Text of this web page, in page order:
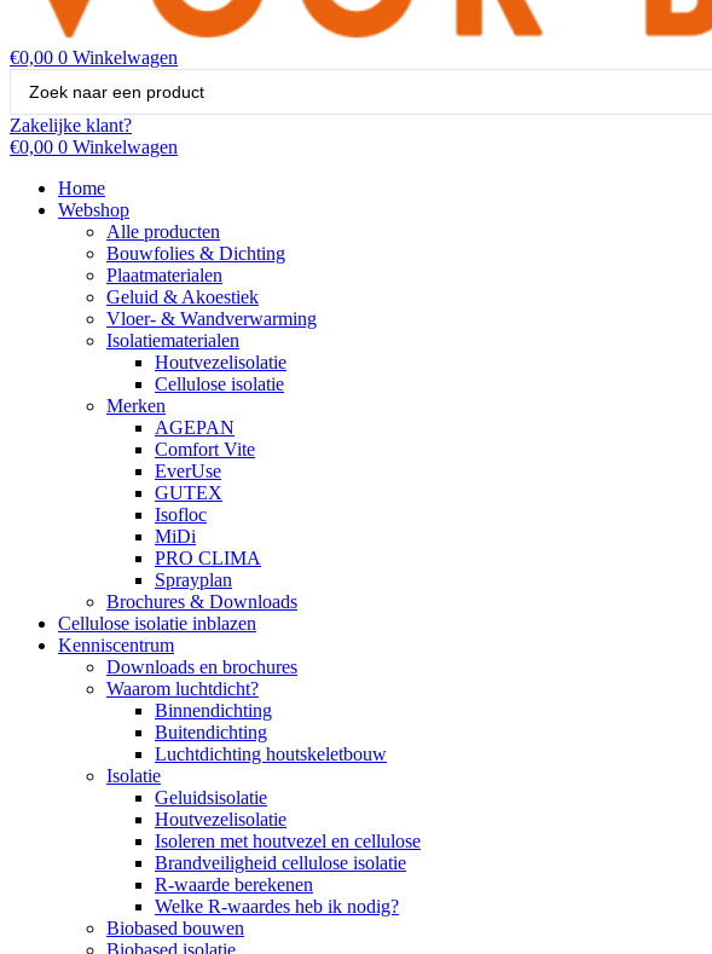
€0,00 0 Winkelwagen
Zakelijke klant?
€0,00 0 Winkelwagen
Home
Webshop
Alle producten
Bouwfolies & Dichting
Plaatmaterialen
Geluid & Akoestiek
Vloer- & Wandverwarming
Isolatiematerialen
Houtvezelisolatie
Cellulose isolatie
Merken
AGEPAN
Comfort Vite
EverUse
GUTEX
Isofloc
MiDi
PRO CLIMA
Sprayplan
Brochures & Downloads
Cellulose isolatie inblazen
Kenniscentrum
Downloads en brochures
Waarom luchtdicht?
Binnendichting
Buitendichting
Luchtdichting houtskeletbouw
Isolatie
Geluidsisolatie
Houtvezelisolatie
Isoleren met houtvezel en cellulose
Brandveiligheid cellulose isolatie
R-waarde berekenen
Welke R-waardes heb ik nodig?
Biobased bouwen
Biobased isolatie